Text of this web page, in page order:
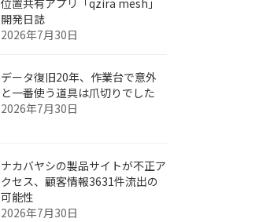
位置共有アプリ「qzira mesh」
開発日誌
2026年7月30日
データ復旧20年、作業台で意外
と一番使う道具は爪切りでした
2026年7月30日
ナカバヤシの製品サイトが不正ア
クセス、顧客情報3631件流出の
可能性
2026年7月30日